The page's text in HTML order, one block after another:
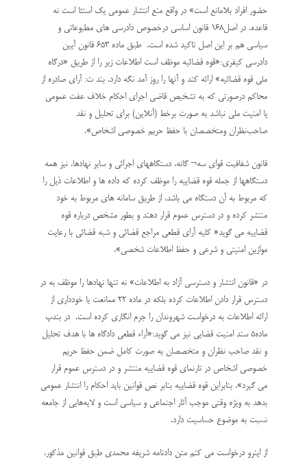
حضور افراد بلامانع است‌» در واقع منع انتشار عمومی یک استثا است نه
قاعده. در اصل۱۶۸ قانون اساسی درخصوص دادرسی های مطبوعاتی و
سیاسی هم بر این اصل تاکید شده است. طبق ماده ۶۵۳ قانون آیین
دادرسی کیفری:«قوه‌ قضائیه موظف است اطلاعات زیر را از طریق «درگاه
ملی قوه‌ قضائیه» ارائه کند و آنها را روز آمد نگه دارد. بند ت: آرای صادره از
محاکم درصورتی که به تشخیص قاضی اجرای احکام خلاف عفت عمومی
یا امنیت ملی نباشد به صورت برخط (آنلاین) برای تحلیل و نقد
صاحب‌نظران ومتخصصان با حفظ حریم خصوصی اشخاص».
قانون شفافیت قوای سه¬ گانه، دستگاههای اجرائی و سایر نهادها، نیز همه
دستگاهها از جمله قوه قضاییه را موظف کرده که داده ها و اطلاعات ذیل را
که مربوط به آن دستگاه می باشد، از طریق سامانه های مربوط به خود
منتشر کرده و در دسترس عموم قرار دهند و بطور مشخص درباره قوه
قضاییه می گوید« کلیه آرای قطعی مراجع قضائی و شبه قضائی با رعایت
موازین امنیتی و شرعی و حفظ اطلاعات شخصی».
در «قانون انتشار و دسترسی آزاد به اطلاعات» نه تنها نهادها را موظف به در
دسترس قرار دادن اطلاعات کرده بلکه در ماده ۲۲ ممانعت یا خودداری از
ارائه اطلاعات به درخواست شهروندان را جرم انگاری کرده است. در بندپ
ماده۵ سند امنیت قضایی نیز می گوید:«آراء قطعی دادگاه‌ ها با هدف تحلیل
و نقد صاحب ‌نظران و متخصصان به‌ صورت کامل ضمن حفظ حریم
خصوصی اشخاص در تارنمای قوه قضاییه منتشر و در دسترس عموم قرار
می‌ گیرد». بنابراین قوه قضاییه بنابر نص قوانین باید احکام را انتشار عمومی
بدهد به ویژه وقتی موجب آثار اجتماعی و سیاسی است و لایه‌هایی از جامعه
نسبت به موضوع حساسیت دارد.
از اینرو درخواست می کنم متن دادنامه شریفه محمدی طبق قوانین مذکور،